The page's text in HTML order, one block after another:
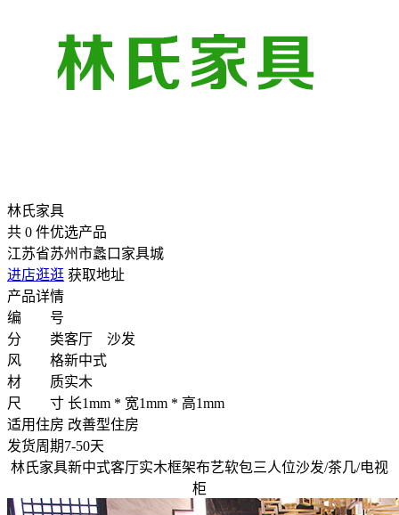
林氏家具
共 0 件优选产品
江苏省苏州市蠡口家具城
进店逛逛 获取地址
产品详情
编 号
分 类客厅 沙发
风 格新中式
材 质实木
尺 寸 长1mm * 宽1mm * 高1mm
适用住房 改善型住房
发货周期7-50天
林氏家具新中式客厅实木框架布艺软包三人位沙发/茶几/电视
柜